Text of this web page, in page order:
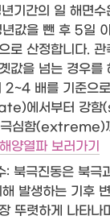
기간의 일 해면
값을 뺀 후 5일
로 산정합니다. 관
값을 넘는 경우를
2~4 배를 기준으
에서부터 강
심함(extreme)까
양열파 보러가기
: 북극진동은 북극
발생하는 기후
뚜렷하게 나타나